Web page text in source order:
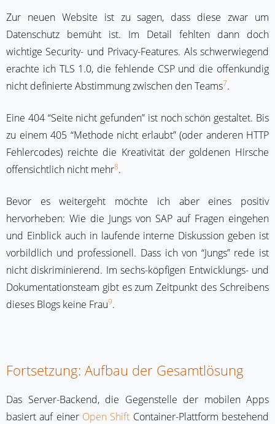
Zur neuen Website ist zu sagen, dass diese zwar um
Datenschutz bemüht ist. Im Detail fehlten dann doch
wichtige Security- und Privacy-Features. Als schwerwiegend
erachte ich TLS 1.0, die fehlende CSP und die offenkundig
nicht definierte Abstimmung zwischen den Teams7.
Eine 404 “Seite nicht gefunden” ist noch schön gestaltet. Bis
zu einem 405 “Methode nicht erlaubt” (oder anderen HTTP
Fehlercodes) reichte die Kreativität der goldenen Hirsche
offensichtlich nicht mehr8.
Bevor es weitergeht möchte ich aber eines positiv
hervorheben: Wie die Jungs von SAP auf Fragen eingehen
und Einblick auch in laufende interne Diskussion geben ist
vorbildlich und professionell. Dass ich von “Jungs” rede ist
nicht diskriminierend. Im sechs-köpfigen Entwicklungs- und
Dokumentationsteam gibt es zum Zeitpunkt des Schreibens
dieses Blogs keine Frau9.
Fortsetzung: Aufbau der Gesamtlösung
Das Server-Backend, die Gegenstelle der mobilen Apps
basiert auf einer Open Shift Container-Plattform bestehend